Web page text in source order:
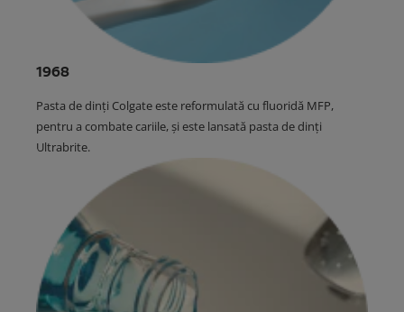
1968
Pasta de dinți Colgate este reformulată cu fluoridă MFP,
pentru a combate cariile, și este lansată pasta de dinți
Ultrabrite.